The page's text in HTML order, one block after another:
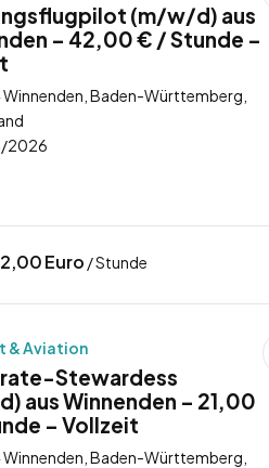
(m/w/d) aus
– 42,00 € / Stunde –
Winnenden, Baden-Württemberg,
2026
Euro / Stunde
& Aviation
Stewardess
aus Winnenden – 21,00
– Vollzeit
Winnenden, Baden-Württemberg,